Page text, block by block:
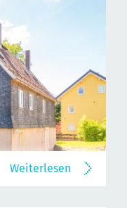
Weiterlesen